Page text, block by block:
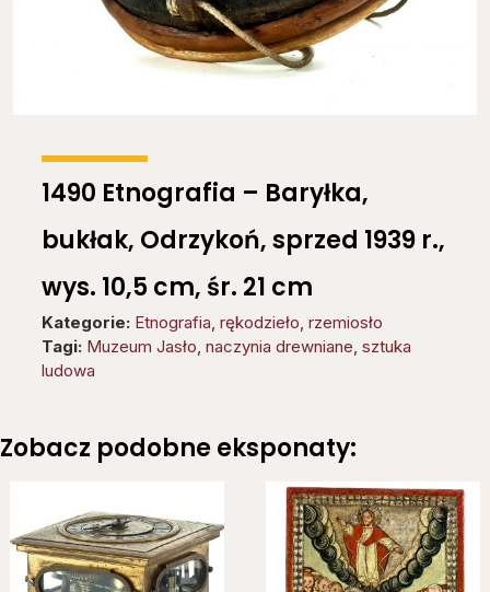
1490 Etnografia – Baryłka,
bukłak, Odrzykoń, sprzed 1939 r.,
wys. 10,5 cm, śr. 21 cm
Kategorie: Etnografia rękodzieło rzemiosło
Tagi: Muzeum Jasło naczynia drewniane sztuka
ludowa
Zobacz podobne eksponaty: